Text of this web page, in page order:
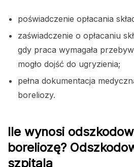
poświadczenie opłacania
zaświadczenie o opłacaniu
gdy praca wymagała
mogło dojść do ugryzienia;
pełna dokumentacja
boreliozy.
Ile wynosi
boreliozę?
szpitala